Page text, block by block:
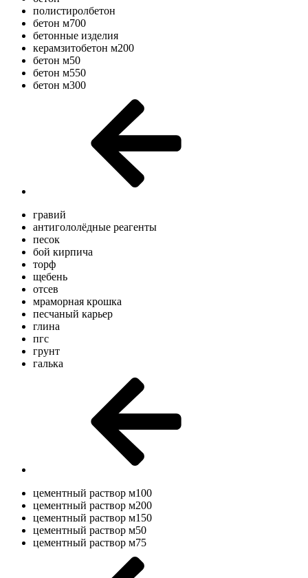
полистиролбетон
бетон м700
бетонные изделия
керамзитобетон м200
бетон м50
бетон м550
бетон м300
гравий
антигололёдные реагенты
песок
бой кирпича
торф
щебень
отсев
мраморная крошка
песчаный карьер
глина
пгс
грунт
галька
цементный раствор м100
цементный раствор м200
цементный раствор м150
цементный раствор м50
цементный раствор м75